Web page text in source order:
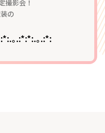
撮影会！
の
｡.:*:*:.｡.:*: